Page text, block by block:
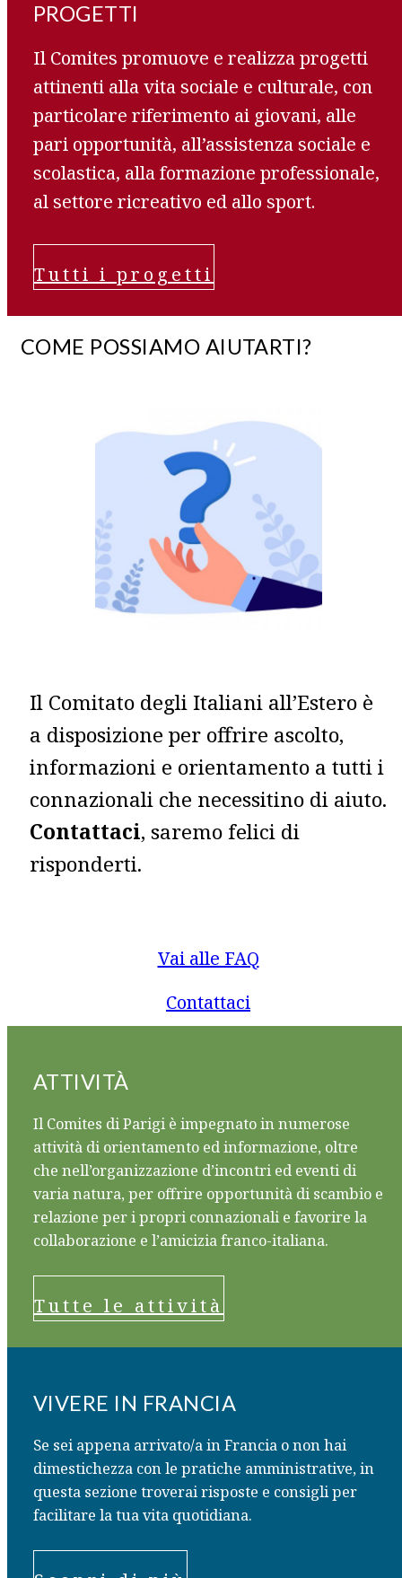
PROGETTI
Il Comites promuove e realizza progetti
attinenti alla vita sociale e culturale, con
particolare riferimento ai giovani, alle
pari opportunità, all’assistenza sociale e
scolastica, alla formazione professionale,
al settore ricreativo ed allo sport.
Tutti i progetti
COME POSSIAMO AIUTARTI?
Il Comitato degli Italiani all’Estero è
a disposizione per offrire ascolto,
informazioni e orientamento a tutti i
connazionali che necessitino di aiuto.
Contattaci, saremo felici di
risponderti.
Vai alle FAQ
Contattaci
ATTIVITÀ
Il Comites di Parigi è impegnato in numerose
attività di orientamento ed informazione, oltre
che nell’organizzazione d’incontri ed eventi di
varia natura, per offrire opportunità di scambio e
relazione per i propri connazionali e favorire la
collaborazione e l’amicizia franco-italiana.
Tutte le attività
VIVERE IN FRANCIA
Se sei appena arrivato/a in Francia o non hai
dimestichezza con le pratiche amministrative, in
questa sezione troverai risposte e consigli per
facilitare la tua vita quotidiana.